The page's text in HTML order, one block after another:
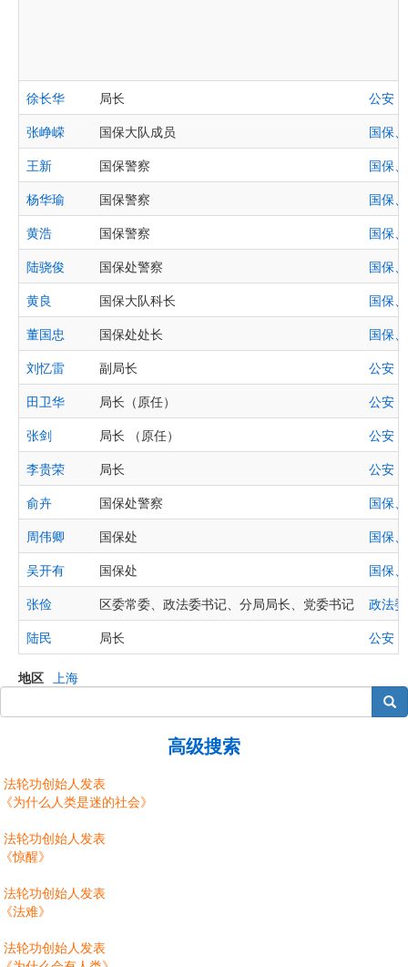
徐长华 局长
公安
张峥嵘
国保大队成员
国保
王新
国保警察
国保
杨华瑜
国保警察
国保
黄浩
国保警察
国保
陆骁俊
国保处警察
国保
黄良
国保大队科长
国保
董国忠
国保处处长
国保
刘忆雷
副局长
公安
田卫华
局长（原任）
公安
张剑
局长 （原任）
公安
李贵荣
局长
公安
俞卉
国保处警察
国保
周伟卿
国保处
国保
吴开有
国保处
国保
张俭
区委常委、政法委书记、分局局长、党委书记
政法
陆民
局长 公安
地区 上海
搜索
高级搜索
法轮功创始人发表
《为什么人类是迷的社会》
法轮功创始人发表
《惊醒》
法轮功创始人发表
《法难》
法轮功创始人发表